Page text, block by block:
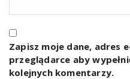
Zapisz moje dane, adres
przeglądarce aby
kolejnych komentarzy.